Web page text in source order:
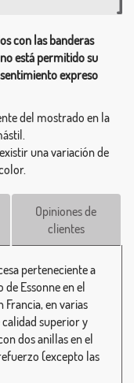
con las banderas
está permitido su
expreso
del mostrado en la
una variación de
Opiniones de
clientes
perteneciente a
Essonne en el
en varias
superior y
dos anillas en el
(excepto las